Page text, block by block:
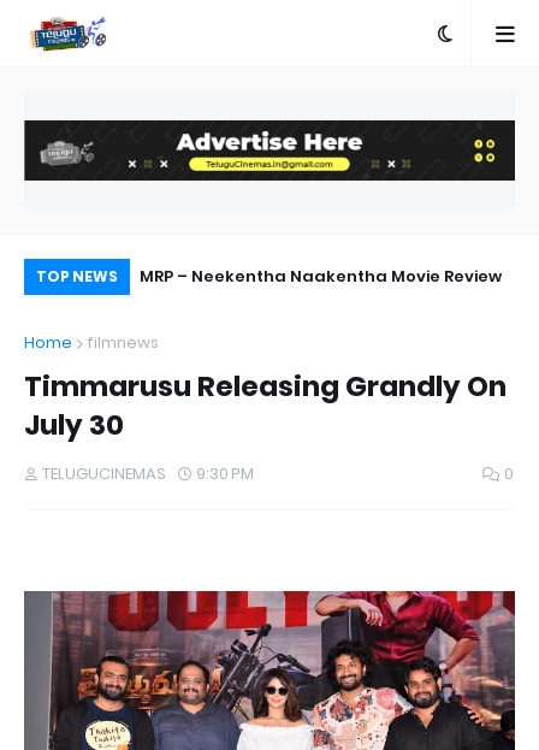
TOP NEWS MRP – Neekentha Naakentha Movie Review
Home
filmnews
Timmarusu Releasing Grandly On
July 30
TELUGUCINEMAS 9:30 PM 0